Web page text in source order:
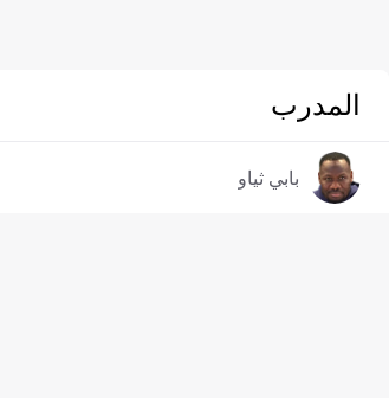
المدرب
بابي ثياو